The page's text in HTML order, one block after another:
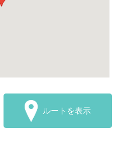
ルートを表示